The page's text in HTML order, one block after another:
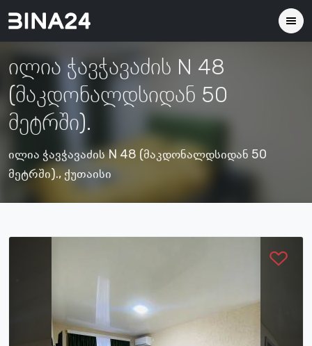
ილია ჭავჭავაძის N 48
(მაკდონალდსიდან 50
მეტრში).
ილია ჭავჭავაძის N 48 (მაკდონალდსიდან 50
მეტრში)., ქუთაისი